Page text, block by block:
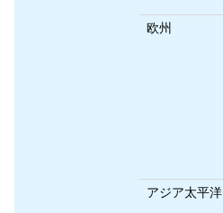
欧州
アジア太平洋